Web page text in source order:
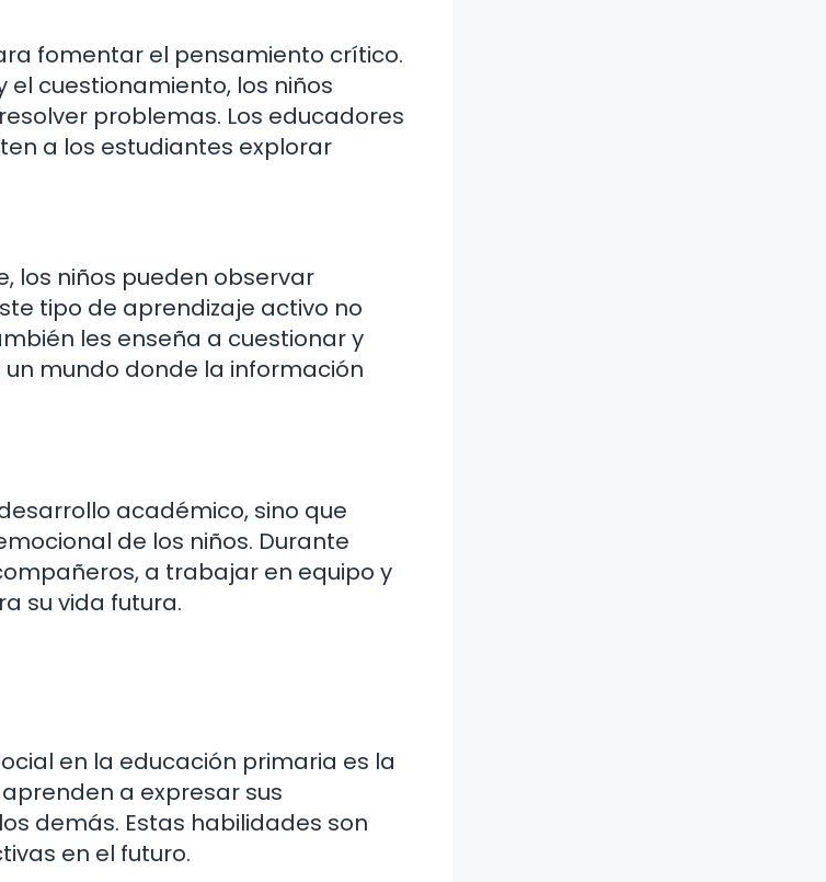
fomentar el pensamiento crítico.
cuestionamiento, los niños
problemas. Los educadores
a los estudiantes explorar
los niños pueden observar
tipo de aprendizaje activo no
les enseña a cuestionar y
mundo donde la información
académico, sino que
de los niños. Durante
a trabajar en equipo y
su vida futura.
en la educación primaria es la
a expresar sus
demás. Estas habilidades son
en el futuro.